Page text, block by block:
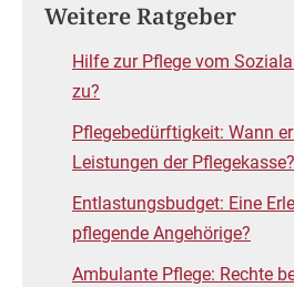
Weitere Ratgeber
Hilfe zur Pflege vom
zu?
Pflegebedürftigkeit: Wann
Leistungen der Pflegekasse?
Entlastungsbudget: Eine
pflegende Angehörige?
Ambulante Pflege: Rechte